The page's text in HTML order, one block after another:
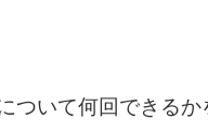
ついて何回できる